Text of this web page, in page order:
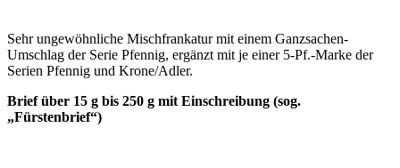
Sehr ungewöhnliche Mischfrankatur mit einem Ganzsachen-
Umschlag der Serie Pfennig, ergänzt mit je einer 5-Pf.-Marke der
Serien Pfennig und Krone/Adler.
Brief über 15 g bis 250 g mit Einschreibung (sog.
„Fürstenbrief“)